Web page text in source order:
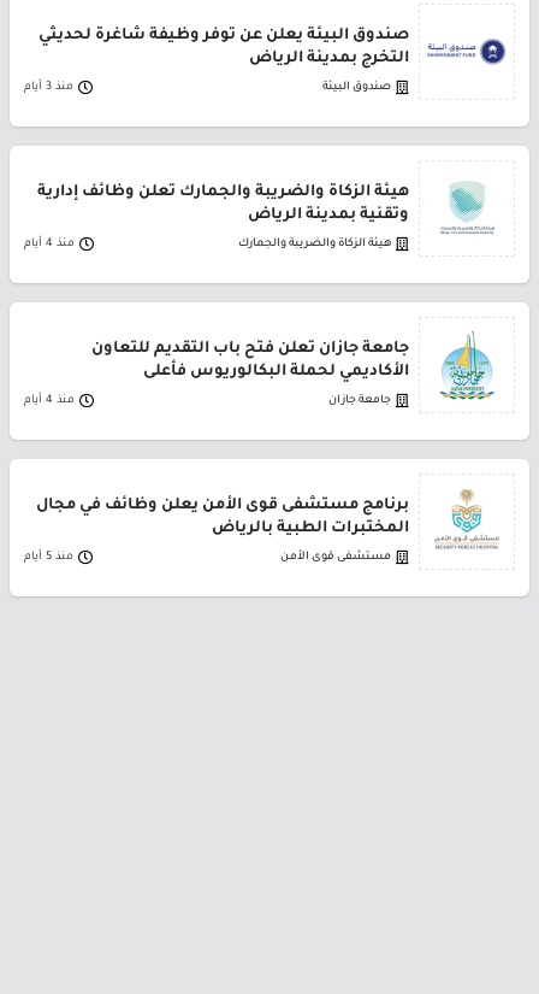
صندوق البيئة يعلن عن توفر وظيفة شاغرة لحديثي
التخرج بمدينة الرياض
صندوق البيئة منذ 3 أيام
هيئة الزكاة والضريبة والجمارك تعلن وظائف إدارية
وتقنية بمدينة الرياض
هيئة الزكاة والضريبة والجمارك منذ 4 أيام
جامعة جازان تعلن فتح باب التقديم للتعاون
الأكاديمي لحملة البكالوريوس فأعلى
جامعة جازان منذ 4 أيام
برنامج مستشفى قوى الأمن يعلن وظائف في مجال
المختبرات الطبية بالرياض
مستشفى قوى الأمن منذ 5 أيام